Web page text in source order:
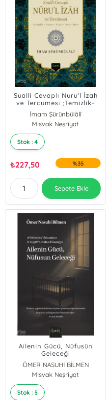
Sualli Cevaplı Nuru'l İzah
ve Tercümesi ;Temizlik-
Namaz-Zekat-Oruç-Hacc
İmam Şürünbülâlî
Misvak Neşriyat
Stok : 4
₺227,50 %35
Sepete Ekle
Ailenin Gücü, Nüfusün
Geleceği
ÖMER NASUHİ BİLMEN
Misvak Neşriyat
Stok : 5